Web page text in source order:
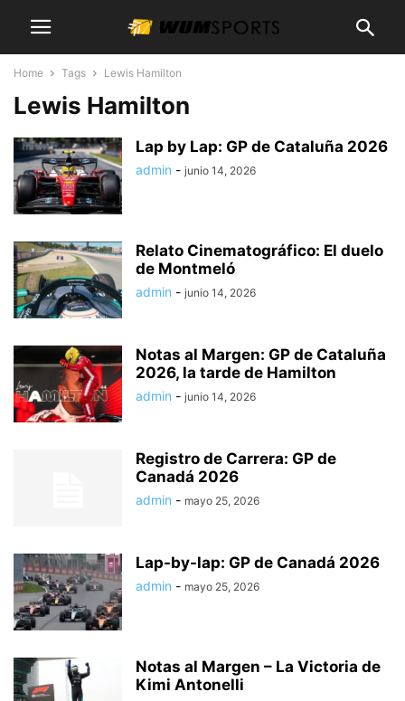
Home Tags Lewis Hamilton
Lewis Hamilton
Lap by Lap: GP de Cataluña 2026
admin - junio 14, 2026
Relato Cinematográfico: El duelo
de Montmeló
admin - junio 14, 2026
Notas al Margen: GP de Cataluña
2026, la tarde de Hamilton
admin - junio 14, 2026
Registro de Carrera: GP de
Canadá 2026
admin - mayo 25, 2026
Lap-by-lap: GP de Canadá 2026
admin - mayo 25, 2026
Notas al Margen – La Victoria de
Kimi Antonelli